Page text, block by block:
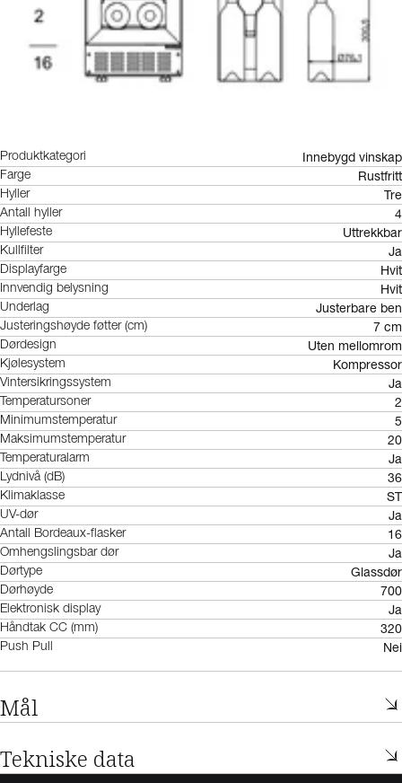
Produktkategori Innebygd vinskap
Farge Rustfritt
Hyller Tre
Antall hyller 4
Hyllefeste Uttrekkbar
Kullfilter Ja
Displayfarge Hvit
Innvendig belysning Hvit
Underlag Justerbare ben
Justeringshøyde føtter (cm) 7 cm
Dørdesign Uten mellomrom
Kjølesystem Kompressor
Vintersikringssystem Ja
Temperatursoner 2
Minimumstemperatur 5
Maksimumstemperatur 20
Temperaturalarm Ja
Lydnivå (dB) 36
Klimaklasse ST
UV-dør Ja
Antall Bordeaux-flasker 16
Omhengslingsbar dør Ja
Dørtype Glassdør
Dørhøyde 700
Elektronisk display Ja
Håndtak CC (mm) 320
Push Pull Nei
Mål
Tekniske data